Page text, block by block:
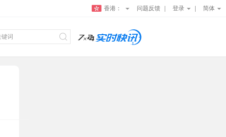
香港： 问题反馈 登录 简体